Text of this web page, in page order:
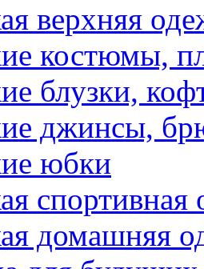
верхняя
костюмы,
блузки,
джинсы,
юбки
спортивная
домашняя